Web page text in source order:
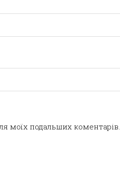
моїх подальших коментарів.